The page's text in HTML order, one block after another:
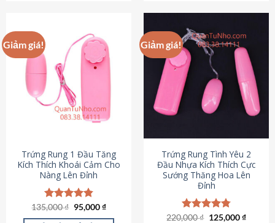
có
nhiều
biến
thể.
Các
tùy
chọn
được
chọn
trên
trang
sản
phẩm
Giảm giá!
Trứng Rung 1 Đầu Tăng
Kích Thích Khoái Cảm Cho
Nàng Lên Đỉnh
Được xếp
hạng4.87
135,000₫ Giá
gốc
95,000₫Giá
Giảm giá!
Trứng Rung Tình Yêu 2
Đầu Nhựa Kích Thích Cực
Sướng Thăng Hoa Lên
Đỉnh
Được xếp
220,000₫ Giá
125,000₫Giá